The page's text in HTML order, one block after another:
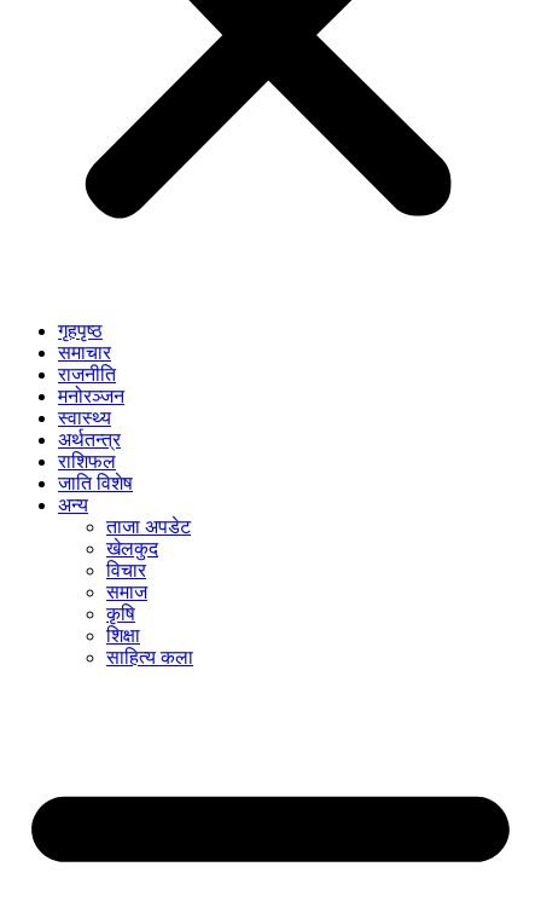
गृहपृष्ठ
समाचार
राजनीति
मनोरञ्जन
स्वास्थ्य
अर्थतन्त्र
राशिफल
जाति विशेष
अन्य
ताजा अपडेट
खेलकुद
विचार
समाज
कृषि
शिक्षा
साहित्य कला